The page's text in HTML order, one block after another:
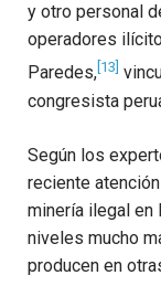
y otro personal
operadores
Paredes, [13]
congresista
Según los
reciente
minería ilegal en
niveles mucho
producen en